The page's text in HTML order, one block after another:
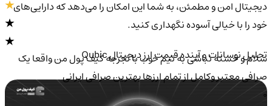
دیجیتال امن و مطمئن، به شما این امکان را می‌دهد که دارایی‌های
خود را با خیالی آسوده نگهداری کنید.
تحلیل نوسانات و آینده قیمت ارز دیجیتال Qubic
سلام و خسته نباشی به تیم خوب با تجرجه کیف پول من واقعا یک
صرافی معتبر وکامل از تمام ارزها بهترین صرافی ایرانی